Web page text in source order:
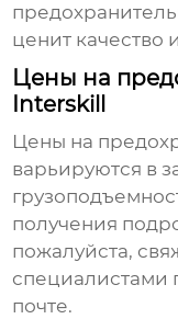
ценит качество
Цены на
Interskill
Цены на
варьируются в
получения
пожалуйста,
специалистами
почте.